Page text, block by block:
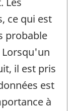
ce qui est
probable
il est pris
est
à